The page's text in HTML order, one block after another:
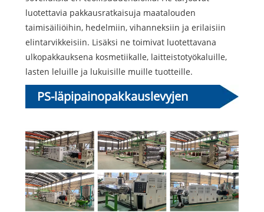
luotettavia pakkausratkaisuja maatalouden
taimisäiliöihin, hedelmiin, vihanneksiin ja erilaisiin
elintarvikkeisiin. Lisäksi ne toimivat luotettavana
ulkopakkauksena kosmetiikalle, laitteistotyökaluille,
lasten leluille ja lukuisille muille tuotteille.
PS-läpipainopakkauslevyjen